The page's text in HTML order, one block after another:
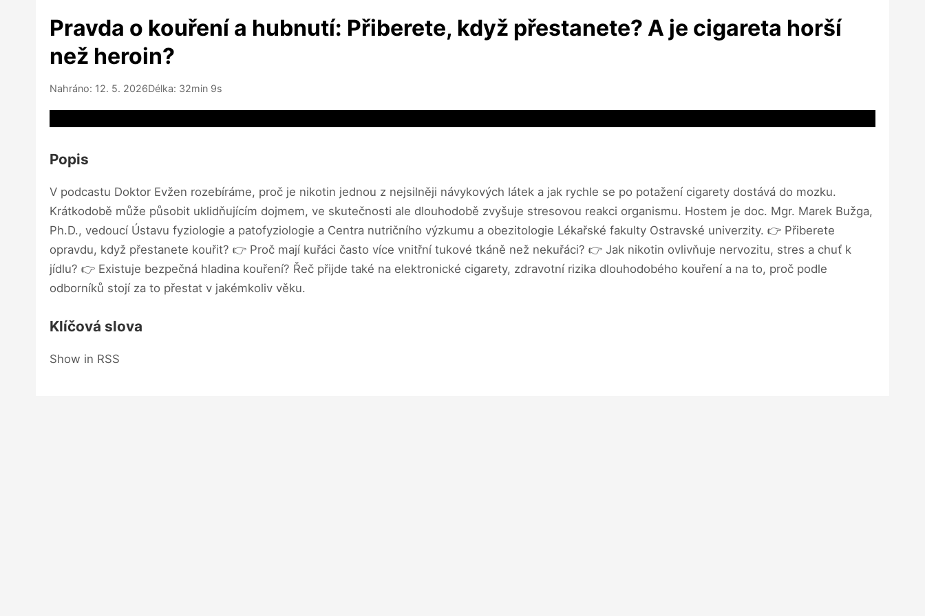
Pravda o kouření a hubnutí: Přiberete, když přestanete? A je cigareta horší
než heroin?
Nahráno: 12. 5. 2026Délka: 32min 9s
Popis
V podcastu Doktor Evžen rozebíráme, proč je nikotin jednou z nejsilněji návykových látek a jak rychle se po potažení cigarety dostává do mozku.
Krátkodobě může působit uklidňujícím dojmem, ve skutečnosti ale dlouhodobě zvyšuje stresovou reakci organismu. Hostem je doc. Mgr. Marek Bužga,
Ph.D., vedoucí Ústavu fyziologie a patofyziologie a Centra nutričního výzkumu a obezitologie Lékařské fakulty Ostravské univerzity. 👉 Přiberete
opravdu, když přestanete kouřit? 👉 Proč mají kuřáci často více vnitřní tukové tkáně než nekuřáci? 👉 Jak nikotin ovlivňuje nervozitu, stres a chuť k
jídlu? 👉 Existuje bezpečná hladina kouření? Řeč přijde také na elektronické cigarety, zdravotní rizika dlouhodobého kouření a na to, proč podle
odborníků stojí za to přestat v jakémkoliv věku.
Klíčová slova
Show in RSS